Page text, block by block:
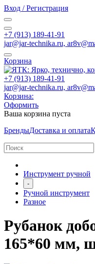
Вход / Регистрация
+7 (913) 189-41-91
jar@jar-technika.ru,
Корзина
+7 (913) 189-41-91
jar@jar-technika.ru,
Корзина:
Оформить
Ваша корзина пуста
БрендыДоставка и оплата
Инструмент ручной
-
Ручной инструмент
Разное
Рубанок
165*60 мм,